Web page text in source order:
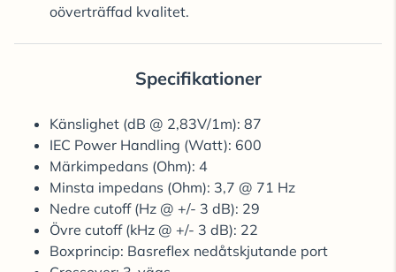
oöverträffad kvalitet.
Specifikationer
Känslighet (dB @ 2,83V/1m): 87
IEC Power Handling (Watt): 600
Märkimpedans (Ohm): 4
Minsta impedans (Ohm): 3,7 @ 71 Hz
Nedre cutoff (Hz @ +/- 3 dB): 29
Övre cutoff (kHz @ +/- 3 dB): 22
Boxprincip: Basreflex nedåtskjutande port